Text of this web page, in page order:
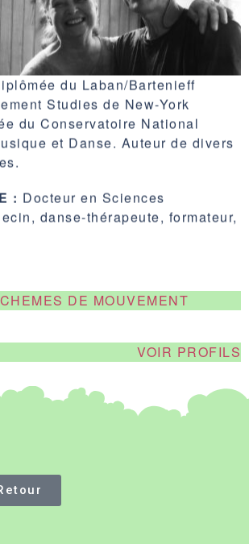
du Laban/Bartenieff
Studies de New-York
du Conservatoire National
et Danse. Auteur de divers
:Docteur en Sciences
danse-thérapeute, formateur,
DE MOUVEMENT
VOIR PROFILS